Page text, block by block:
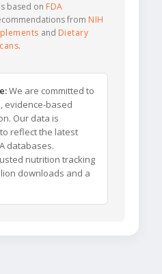
based on FDA
from NIH
and Dietary
.
We are committed to
evidence-based
Our data is
reflect the latest
databases.
nutrition tracking
downloads and a